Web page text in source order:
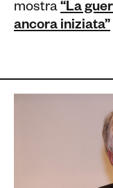
mostra“La
ancora iniziata”